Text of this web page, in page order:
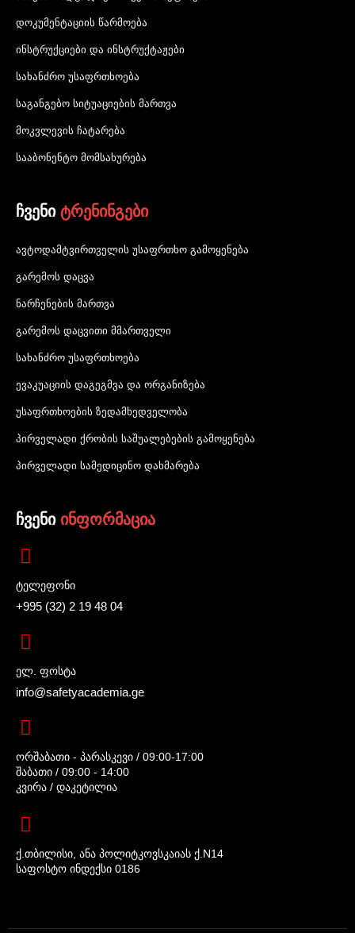
დოკუმენტაციის წარმოება
ინსტრუქციები და ინსტრუქტაჟები
სახანძრო უსაფრთხოება
საგანგებო სიტუაციების მართვა
მოკვლევის ჩატარება
სააბონენტო მომსახურება
ჩვენი ტრენინგები
ავტოდამტვირთველის უსაფრთხო გამოყენება
გარემოს დაცვა
ნარჩენების მართვა
გარემოს დაცვითი მმართველი
სახანძრო უსაფრთხოება
ევაკუაციის დაგეგმვა და ორგანიზება
უსაფრთხოების ზედამხედველობა
პირველადი ქრობის საშუალებების გამოყენება
პირველადი სამედიცინო დახმარება
ჩვენი ინფორმაცია
ტელეფონი
+995 (32) 2 19 48 04
ელ. ფოსტა
info@safetyacademia.ge
ორშაბათი - პარასკევი / 09:00-17:00
შაბათი / 09:00 - 14:00
კვირა / დაკეტილია
ქ.თბილისი, ანა პოლიტკოვსკაიას ქ.N14
საფოსტო ინდექსი 0186